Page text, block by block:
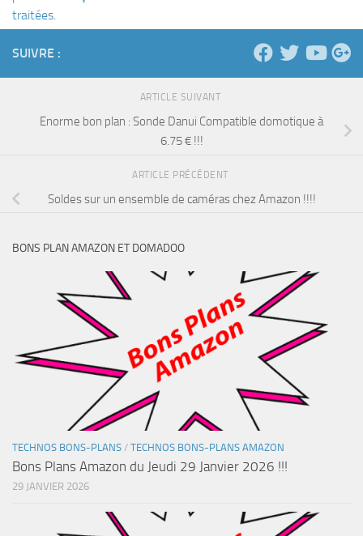
traitées.
SUIVRE :
ARTICLE SUIVANT
Enorme bon plan : Sonde Danui Compatible domotique à
6.75 € !!!
ARTICLE PRÉCÉDENT
Soldes sur un ensemble de caméras chez Amazon !!!!
BONS PLAN AMAZON ET DOMADOO
TECHNOS BONS-PLANS / TECHNOS BONS-PLANS AMAZON
Bons Plans Amazon du Jeudi 29 Janvier 2026 !!!
29 JANVIER 2026